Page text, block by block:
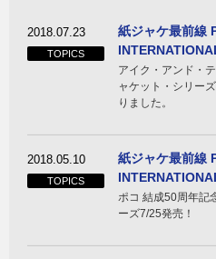
2018.07.23
TOPICS
紙ジャケ最前線
アイク・アンド・
ャケット・シリー
りました。
2018.05.10
TOPICS
紙ジャケ最前線
ポコ 結成50周年記
ーズ7/25発売！